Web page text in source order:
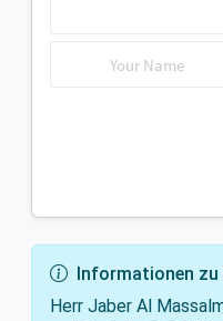
Informationen
Herr Jaber Al